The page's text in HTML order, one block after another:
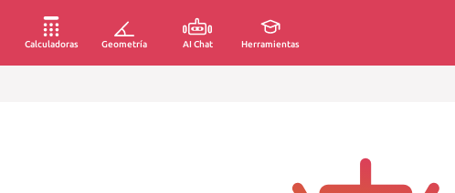
Calculadoras Geometría AI Chat Herramientas